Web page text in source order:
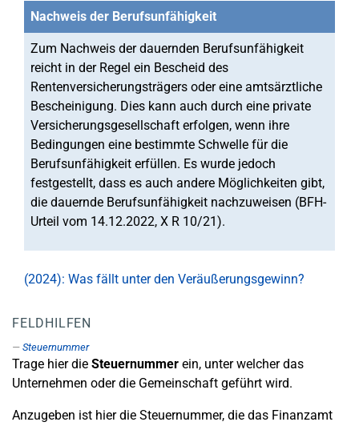
Nachweis der Berufsunfähigkeit
Zum Nachweis der dauernden Berufsunfähigkeit
reicht in der Regel ein Bescheid des
Rentenversicherungsträgers oder eine amtsärztliche
Bescheinigung. Dies kann auch durch eine private
Versicherungsgesellschaft erfolgen, wenn ihre
Bedingungen eine bestimmte Schwelle für die
Berufsunfähigkeit erfüllen. Es wurde jedoch
festgestellt, dass es auch andere Möglichkeiten gibt,
die dauernde Berufsunfähigkeit nachzuweisen (BFH-
Urteil vom 14.12.2022, X R 10/21).
(2024): Was fällt unter den Veräußerungsgewinn?
FELDHILFEN
Steuernummer
Trage hier die Steuernummer ein, unter welcher das
Unternehmen oder die Gemeinschaft geführt wird.
Anzugeben ist hier die Steuernummer, die das Finanzamt